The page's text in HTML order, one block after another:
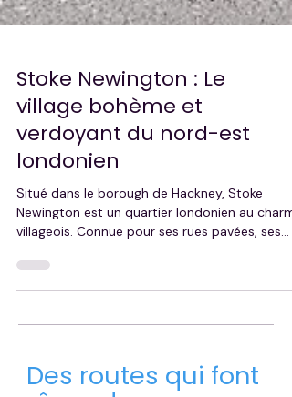
Stoke Newington : Le
village bohème et
verdoyant du nord-est
londonien
Situé dans le borough de Hackney, Stoke
villageois. Connue pour ses rues pavées, ses
maisons victoriennes, ses cafés indépendants
atmosphère détendue. Entre le Clissold Park,
alternative, c’est un lieu vivant, créatif et
écoresponsable, parfait pour découvrir un